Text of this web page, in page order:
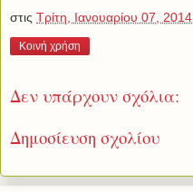
στις Τρίτη, Ιανουαρίου 07, 2014
Κοινή χρήση
Δεν υπάρχουν σχόλια:
Δημοσίευση σχολίου